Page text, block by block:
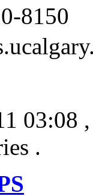
8150
03:08
.